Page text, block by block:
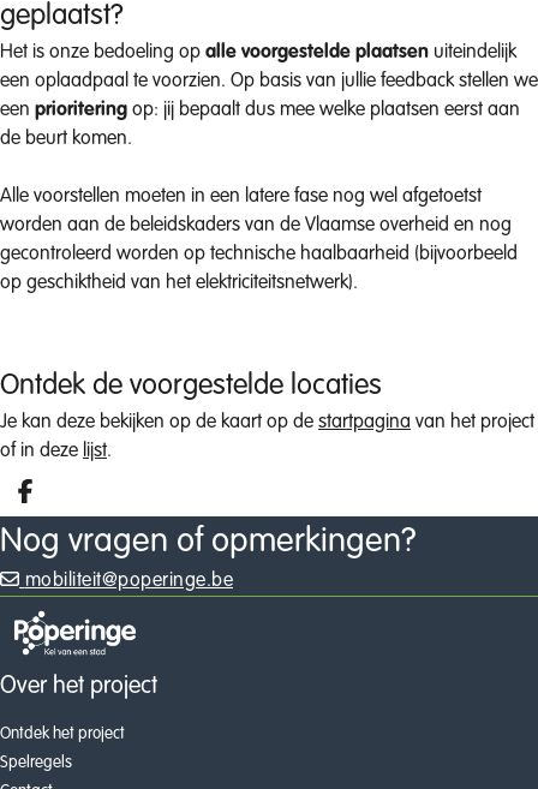
geplaatst?
Het is onze bedoeling op alle voorgestelde plaatsen uiteindelijk
een oplaadpaal te voorzien. Op basis van jullie feedback stellen we
een prioritering op: jij bepaalt dus mee welke plaatsen eerst aan
de beurt komen.
Alle voorstellen moeten in een latere fase nog wel afgetoetst
worden aan de beleidskaders van de Vlaamse overheid en nog
gecontroleerd worden op technische haalbaarheid (bijvoorbeeld
op geschiktheid van het elektriciteitsnetwerk).
Ontdek de voorgestelde locaties
Je kan deze bekijken op de kaart op de startpagina van het project
of in deze lijst.
Deel op facebook
Nog vragen of opmerkingen?
mobiliteit@poperinge.be
Over het project
Ontdek het project
Spelregels